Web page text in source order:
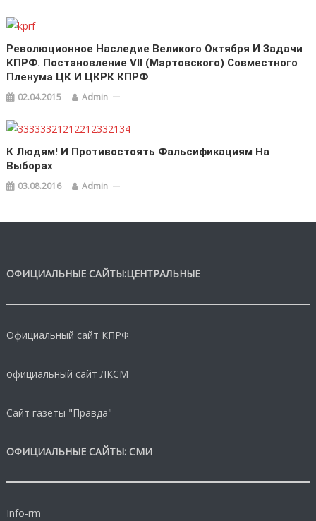
Революционное Наследие Великого Октября И Задачи
КПРФ. Постановление VII (мартовского) Совместного
Пленума ЦК И ЦКРК КПРФ
02.04.2015 Admin
К Людям! И Противостоять Фальсификациям На
Выборах
03.08.2016 Admin
ОФИЦИАЛЬНЫЕ САЙТЫ:ЦЕНТРАЛЬНЫЕ
Официальный сайт КПРФ
официальный сайт ЛКСМ
Сайт газеты "Правда"
ОФИЦИАЛЬНЫЕ САЙТЫ: СМИ
Info-rm